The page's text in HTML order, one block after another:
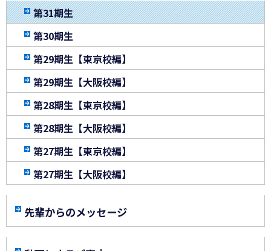
第31期生
第30期生
第29期生【東京校編】
第29期生【大阪校編】
第28期生【東京校編】
第28期生【大阪校編】
第27期生【東京校編】
第27期生【大阪校編】
先輩からのメッセージ